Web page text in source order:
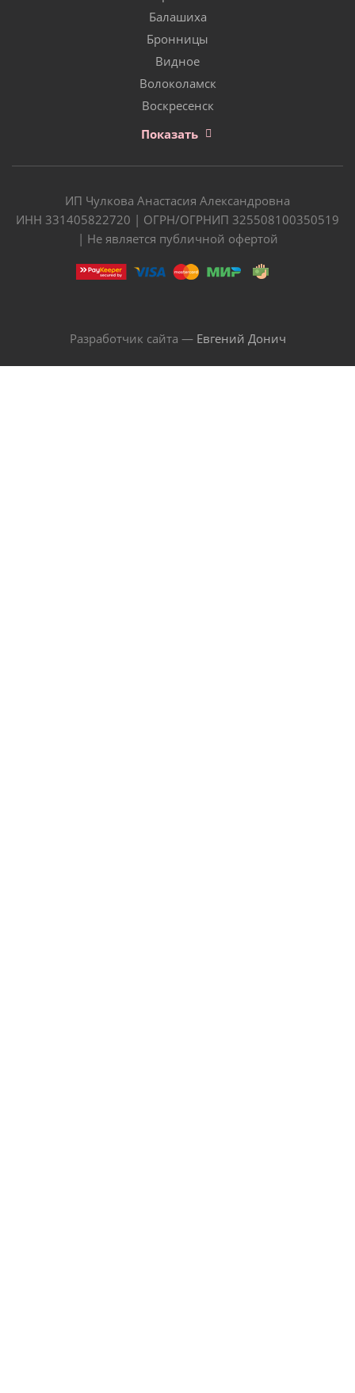
Балашиха
Бронницы
Видное
Волоколамск
Воскресенск
Показать
ИП Чулкова Анастасия Александровна
ИНН 331405822720 | ОГРН/ОГРНИП 325508100350519
| Не является публичной офертой
Разработчик сайта — Евгений Донич